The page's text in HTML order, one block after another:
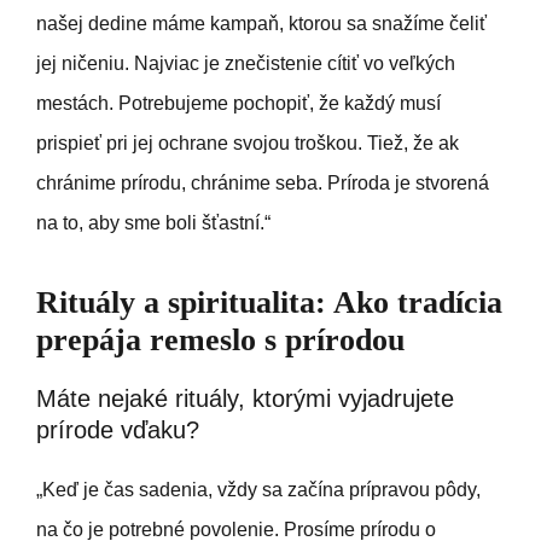
našej dedine máme kampaň, ktorou sa snažíme čeliť
jej ničeniu. Najviac je znečistenie cítiť vo veľkých
mestách. Potrebujeme pochopiť, že každý musí
prispieť pri jej ochrane svojou troškou. Tiež, že ak
chránime prírodu, chránime seba. Príroda je stvorená
na to, aby sme boli šťastní.“
Rituály a spiritualita: Ako tradícia
prepája remeslo s prírodou
Máte nejaké rituály, ktorými vyjadrujete
prírode vďaku?
„Keď je čas sadenia, vždy sa začína prípravou pôdy,
na čo je potrebné povolenie. Prosíme prírodu o